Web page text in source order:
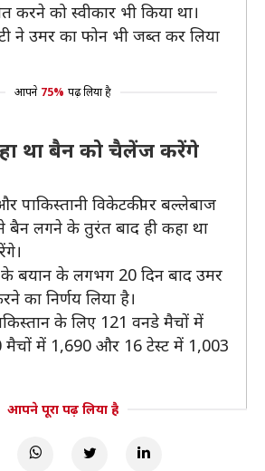
करने को स्वीकार भी किया था।
ने उमर का फोन भी जब्त कर लिया
आपने 75% पढ़ लिया है
था बैन को चैलेंज करेंगे
पाकिस्तानी विकेटकीपर बल्लेबाज
लगने के तुरंत बाद ही कहा था
के बयान के लगभग 20 दिन बाद उमर
का निर्णय लिया है।
के लिए 121 वनडे मैचों में
मैचों में 1,690 और 16 टेस्ट में 1,003
आपने पूरा पढ़ लिया है